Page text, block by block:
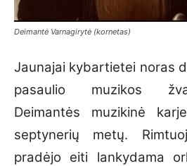
Deimantė Varnagirytė (kornetas)
Jaunajai kybartietei noras
pasaulio muzikos
Deimantės muzikinė
septynerių metų.
pradėjo eiti lankydama